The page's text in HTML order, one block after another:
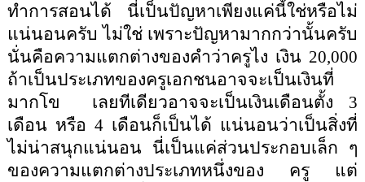
ทำการสอนได้ นี่เป็นปัญหาเพียงแค่นี้ใช่หรือไม่
แน่นอนครับ ไม่ใช่ เพราะปัญหามากกว่านั้นครับ
นั่นคือความแตกต่างของคำว่าครูไง เงิน 20,000
ถ้าเป็นประเภทของครูเอกชนอาจจะเป็นเงินที่
มากโข
เลยทีเดียวอาจจะเป็นเงินเดือนตั้ง 3
เดือน หรือ 4 เดือนก็เป็นได้ แน่นอนว่าเป็นสิ่งที่
ไม่น่าสนุกแน่นอน นี่เป็นแค่ส่วนประกอบเล็ก ๆ
ของความแตกต่างประเภทหนึ่งของ ครู แต่